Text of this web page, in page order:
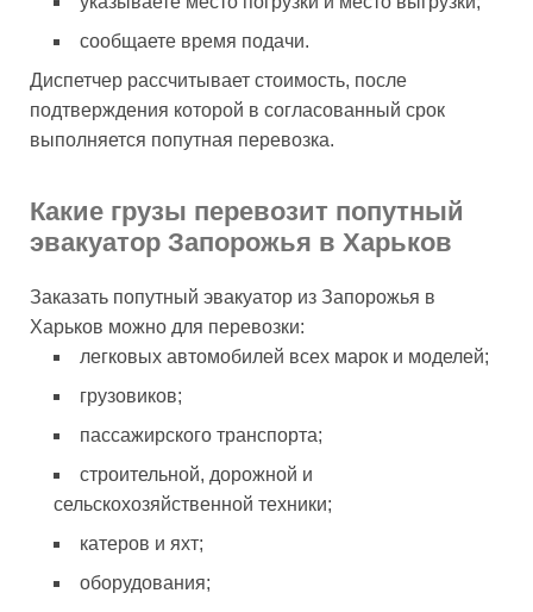
сообщаете время подачи.
Диспетчер рассчитывает стоимость, после
подтверждения которой в согласованный срок
выполняется попутная перевозка.
Какие грузы перевозит попутный
эвакуатор Запорожья в Харьков
Заказать попутный эвакуатор из Запорожья в
Харьков можно для перевозки:
легковых автомобилей всех марок и моделей;
грузовиков;
пассажирского транспорта;
строительной, дорожной и
сельскохозяйственной техники;
катеров и яхт;
оборудования;